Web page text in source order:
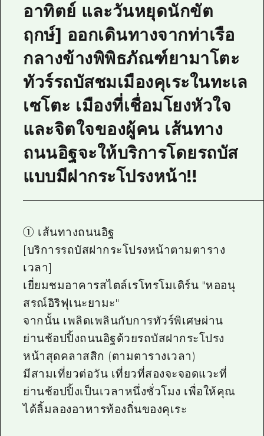
อาทิตย์ และวันหยุดนักขัต
ฤกษ์] ออกเดินทางจากท่าเรือ
กลางข้างพิพิธภัณฑ์ยามาโตะ
ทัวร์รถบัสชมเมืองคุเระในทะเล
เซโตะ เมืองที่เชื่อมโยงหัวใจ
และจิตใจของผู้คน เส้นทาง
ถนนอิฐจะให้บริการโดยรถบัส
แบบมีฝากระโปรงหน้า!!
① เส้นทางถนนอิฐ
[บริการรถบัสฝากระโปรงหน้าตามตาราง
เวลา]
เยี่ยมชมอาคารสไตล์เรโทรโมเดิร์น "หออนุ
สรณ์อิริฟุเนะยามะ"
จากนั้น เพลิดเพลินกับการทัวร์พิเศษผ่าน
ย่านช้อปปิ้งถนนอิฐด้วยรถบัสฝากระโปรง
หน้าสุดคลาสสิก (ตามตารางเวลา)
มีสามเที่ยวต่อวัน เที่ยวที่สองจะจอดแวะที่
ย่านช้อปปิ้งเป็นเวลาหนึ่งชั่วโมง เพื่อให้คุณ
ได้ลิ้มลองอาหารท้องถิ่นของคุเระ